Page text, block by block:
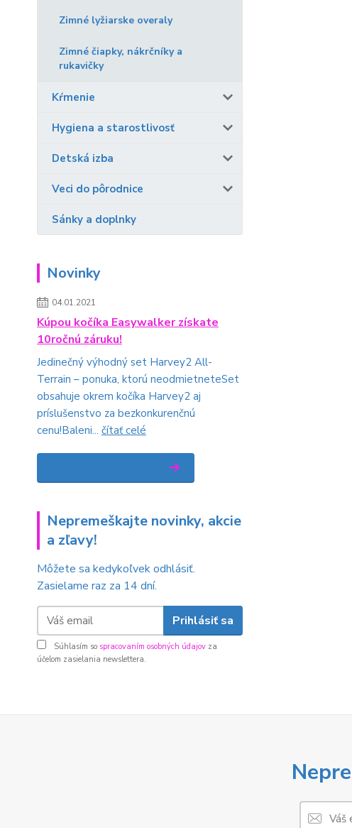
Zimné lyžiarske overaly
Zimné čiapky, nákrčníky a
rukavičky
Kŕmenie
Hygiena a starostlivosť
Detská izba
Veci do pôrodnice
Sánky a doplnky
Novinky
04.01.2021
Kúpou kočíka Easywalker získate
10ročnú záruku!
Jedinečný výhodný set Harvey2 All-
Terrain – ponuka, ktorú neodmietneteSet
obsahuje okrem kočíka Harvey2 aj
príslušenstvo za bezkonkurenčnú
cenu!Baleni... čítať celé
Nepremeškajte novinky, akcie
a zľavy!
Môžete sa kedykoľvek odhlásiť.
Zasielame raz za 14 dní.
Prihlásiť sa
Súhlasím so spracovaním osobných údajov za
účelom zasielania newslettera.